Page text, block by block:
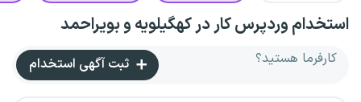
استخدام وردپرس کار در کهگیلویه و بویراحمد
کارفرما هستید؟ ثبت آگهی استخدام